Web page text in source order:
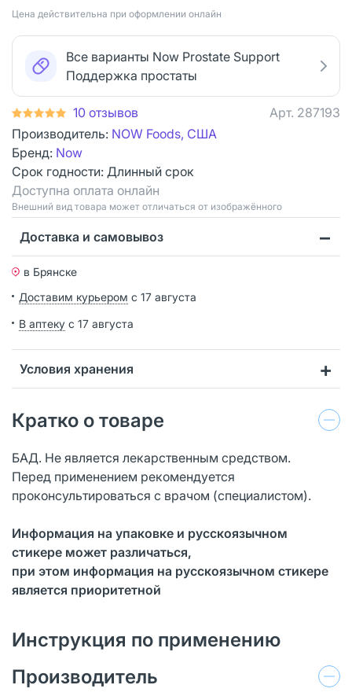
Цена действительна при оформлении онлайн
Все варианты Now Prostate Support
Поддержка простаты
10 отзывов Арт. 287193
Производитель: NOW Foods, США
Бренд: Now
Срок годности: Длинный срок
Доступна оплата онлайн
Bнешний вид товара может отличаться от изображённого
Доставка и самовывоз
в Брянске
Доставим курьером с 17 августа
В аптеку с 17 августа
Условия хранения
Кратко о товаре
БАД. Не является лекарственным средством.
Перед применением рекомендуется
проконсультироваться с врачом (специалистом).
Информация на упаковке и русскоязычном
стикере может различаться,
при этом информация на русскоязычном стикере
является приоритетной
Инструкция по применению
Производитель